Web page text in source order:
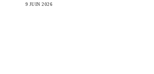
9 JUIN 2026